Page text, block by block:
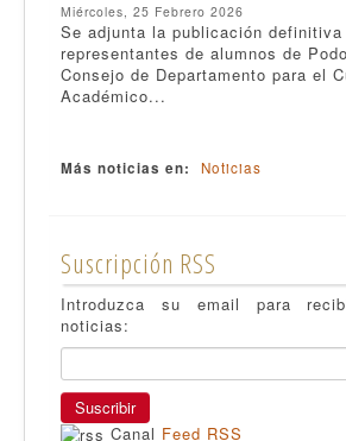
Miércoles, 25 Febrero 2026
Se adjunta la publicación definitiva
representantes de alumnos de
Consejo de Departamento para el
Académico...
Más noticias en: Noticias
Suscripción RSS
Introduzca su email para
noticias:
Canal Feed RSS